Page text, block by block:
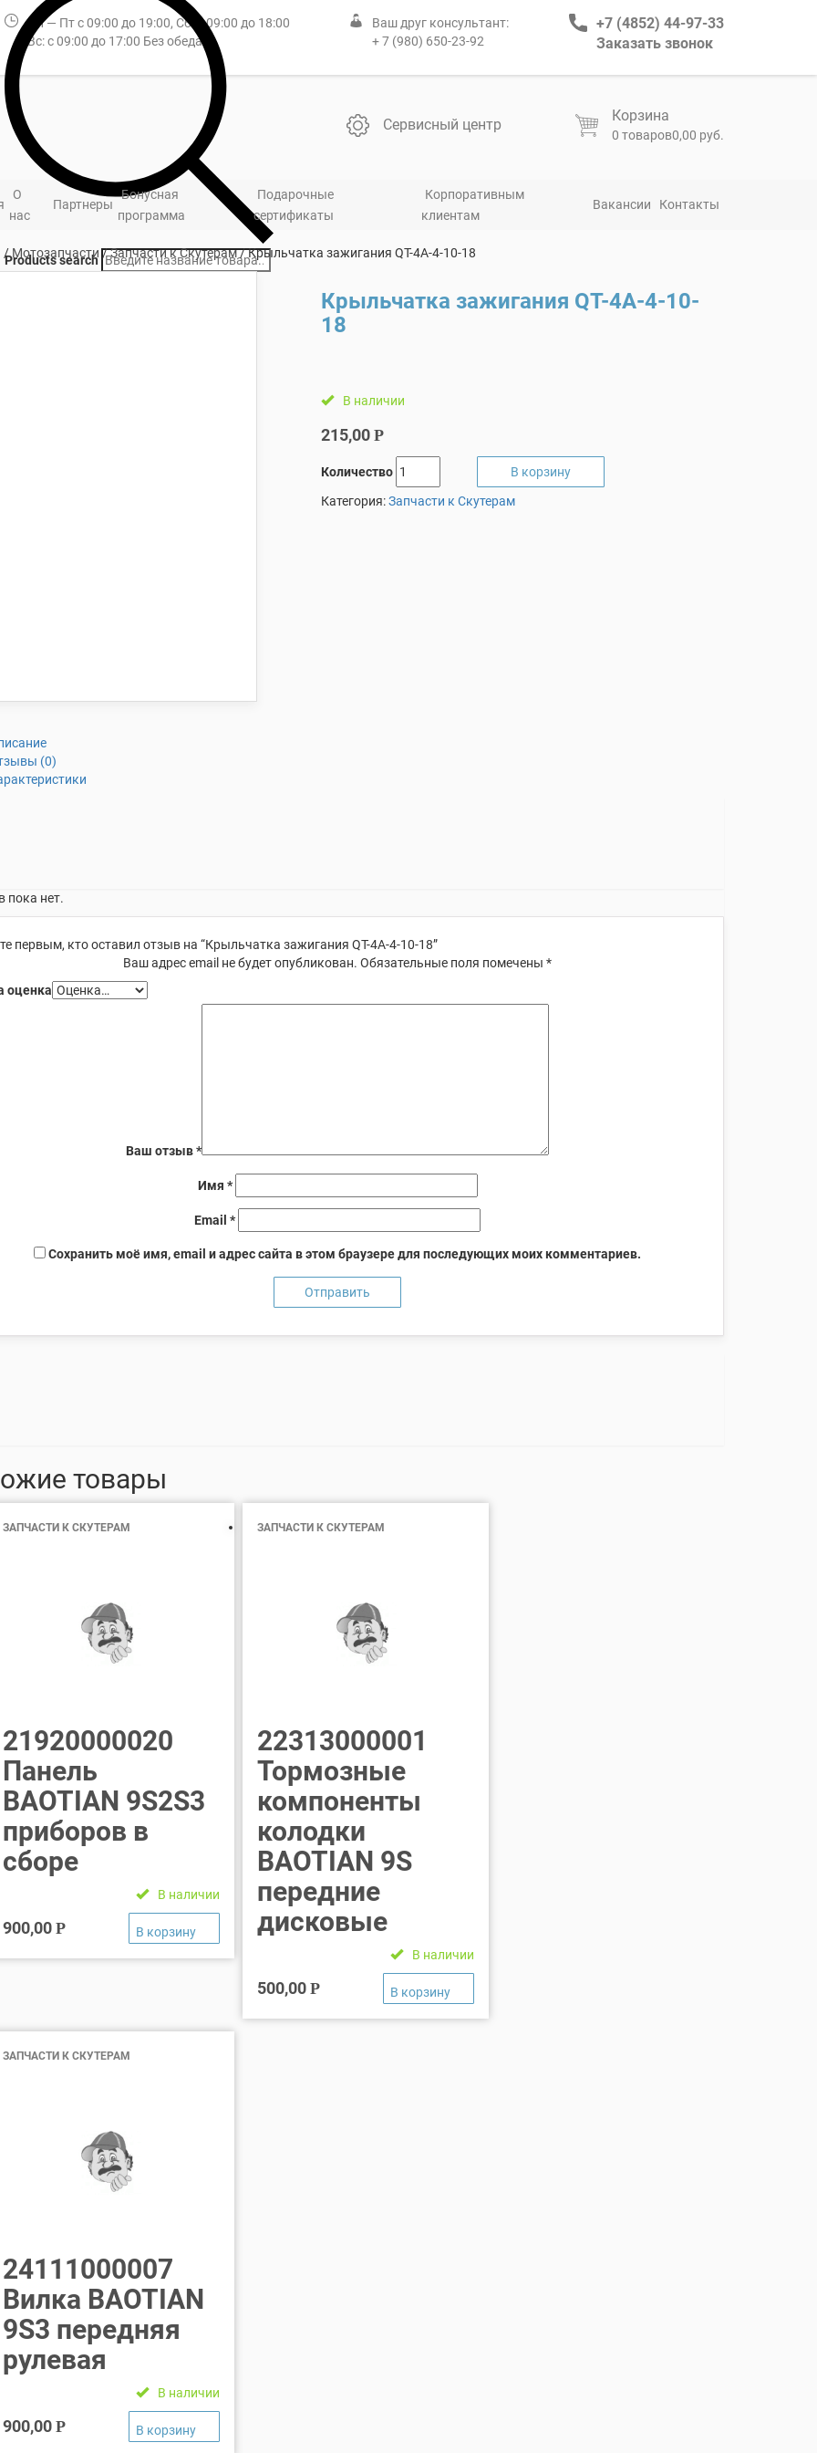
Пн — Пт с 09:00 до 19:00, Сб: с 09:00 до 18:00
Вс: с 09:00 до 17:00 Без обеда
Ваш друг консультант:
+ 7 (980) 650-23-92
+7 (4852) 44-97-33
Заказать звонок
Products search
Сервисный центр
Корзина
0 товаров0,00 руб.
О
нас
Партнеры
Бонусная
программа
Подарочные
сертификаты
Корпоративным
клиентам
Вакансии Контакты
/Мотозапчасти/Запчасти к Скутерам/ Крыльчатка зажигания QT-4A-4-10-18
Крыльчатка зажигания QT-4A-4-10-
18
В наличии
215,00Р
Количество
В корзину
Категория:Запчасти к Скутерам
(0)
пока нет.
первым, кто оставил отзыв на “Крыльчатка зажигания QT-4A-4-10-18”
Ваш адрес email не будет опубликован. Обязательные поля помечены*
оценка
Ваш отзыв*
Имя *
Email*
Сохранить моё имя, email и адрес сайта в этом браузере для последующих моих комментариев.
товары
ЗАПЧАСТИ К СКУТЕРАМ
21920000020
Панель
BAOTIAN 9S2S3
приборов в
сборе
В наличии
900,00 Р
ЗАПЧАСТИ К СКУТЕРАМ
22313000001
Тормозные
компоненты
колодки
BAOTIAN 9S
передние
дисковые
В наличии
500,00Р
ЗАПЧАСТИ К СКУТЕРАМ
24111000007
Вилка BAOTIAN
9S3 передняя
рулевая
В наличии
900,00 Р